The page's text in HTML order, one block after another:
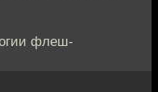
флеш-